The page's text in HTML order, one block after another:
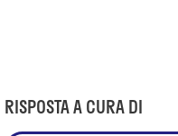
RISPOSTA A CURA DI